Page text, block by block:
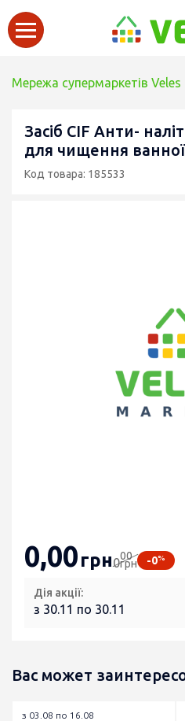
Мережа супермаркетів Veles
Засіб CIF Анти-
для чищення
Код товара: 185533
0,00грн000
грн -0%
Дія акції:
з 30.11 по 30.11
Вас может
з 03.08 по 16.08